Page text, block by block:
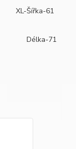
Šířka-61
Délka-71